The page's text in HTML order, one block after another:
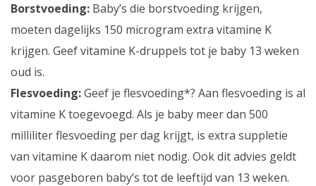
Borstvoeding: Baby’s die borstvoeding krijgen,
moeten dagelijks 150 microgram extra vitamine K
krijgen. Geef vitamine K-druppels tot je baby 13 weken
oud is.
Flesvoeding:Geef je flesvoeding*? Aan flesvoeding is al
vitamine K toegevoegd. Als je baby meer dan 500
milliliter flesvoeding per dag krijgt, is extra suppletie
van vitamine K daarom niet nodig. Ook dit advies geldt
voor pasgeboren baby’s tot de leeftijd van 13 weken.